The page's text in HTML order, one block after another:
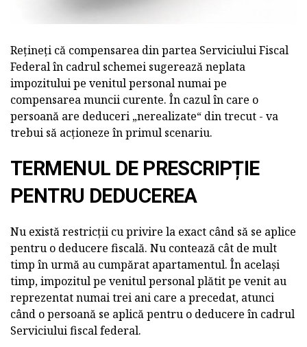
Rețineți că compensarea din partea Serviciului Fiscal
Federal în cadrul schemei sugerează neplata
impozitului pe venitul personal numai pe
compensarea muncii curente. În cazul în care o
persoană are deduceri „nerealizate“ din trecut - va
trebui să acționeze în primul scenariu.
TERMENUL DE PRESCRIPȚIE
PENTRU DEDUCEREA
Nu există restricții cu privire la exact când să se aplice
pentru o deducere fiscală. Nu contează cât de mult
timp în urmă au cumpărat apartamentul. În același
timp, impozitul pe venitul personal plătit pe venit au
reprezentat numai trei ani care a precedat, atunci
când o persoană se aplică pentru o deducere în cadrul
Serviciului fiscal federal.